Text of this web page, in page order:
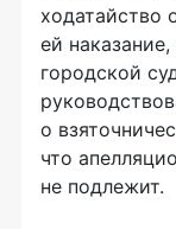
ходатайство
ей
городской
о
что
не подлежит.